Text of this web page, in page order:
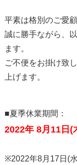
平素は格別のご愛
誠に勝手ながら、
ます。
ご不便をお掛け致
上げます。
■夏季休業期間：
2022年 8月11
※2022年8月17日(